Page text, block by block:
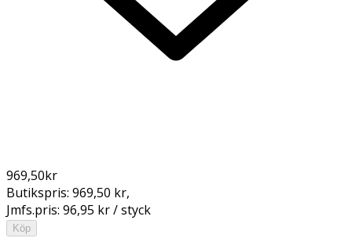
969,50kr
Butikspris: 969,50 kr,
Jmfs.pris: 96,95 kr / styck
Köp